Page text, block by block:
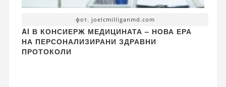
фот. joelcmilliganmd.com
AI В КОНСИЕРЖ МЕДИЦИНАТА – НОВА ЕРА
НА ПЕРСОНАЛИЗИРАНИ ЗДРАВНИ
ПРОТОКОЛИ